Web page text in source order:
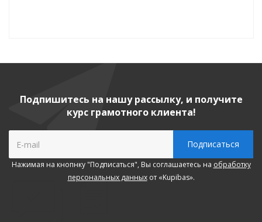
Подпишитесь на нашу рассылку, и получите
курс грамотного клиента!
Нажимая на кнопнку "Подписаться", Вы соглашаетесь на обработку
персональных данныхот «Kupibas».